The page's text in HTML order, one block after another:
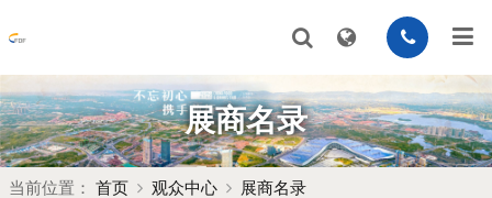
展商名录
当前位置： 首页 观众中心 展商名录